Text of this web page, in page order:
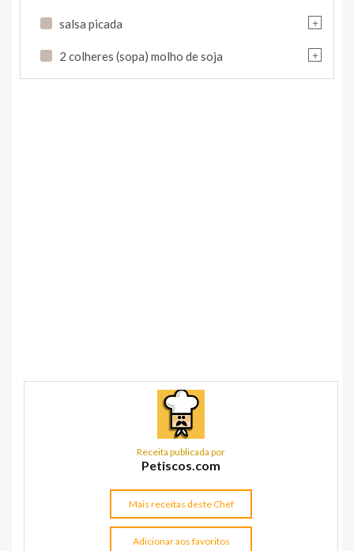
+
salsa picada
+
2 colheres (sopa) molho de soja
Receita publicada por
Petiscos.com
Mais receitas deste Chef
Adicionar aos favoritos